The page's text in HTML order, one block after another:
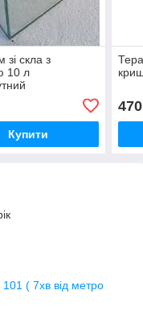
зі скла з
10 л
Купити
470
( 7хв від метро